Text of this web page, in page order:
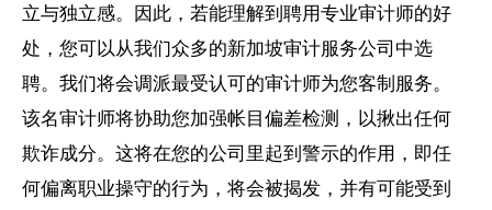
立与独立感。因此，若能理解到聘用专业审计师的好
处，您可以从我们众多的新加坡审计服务公司中选
聘。我们将会调派最受认可的审计师为您客制服务。
该名审计师将协助您加强帐目偏差检测，以揪出任何
欺诈成分。这将在您的公司里起到警示的作用，即任
何偏离职业操守的行为，将会被揭发，并有可能受到